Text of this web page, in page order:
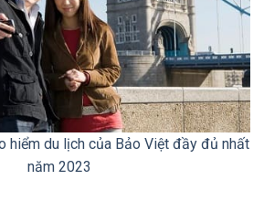
hiểm du lịch của Bảo Việt đầy đủ nhất
năm 2023